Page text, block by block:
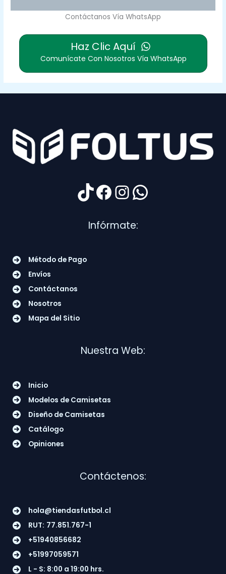
Contáctanos Vía WhatsApp
Haz Clic Aquí
Comunícate Con Nosotros Vía WhatsApp
TikTok
Facebook
Instagram
WhatsApp
Infórmate:
Método de Pago
Envíos
Contáctanos
Nosotros
Mapa del Sitio
Nuestra Web:
Inicio
Modelos de Camisetas
Diseño de Camisetas
Catálogo
Opiniones
Contáctenos:
hola@tiendasfutbol.cl
RUT: 77.851.767-1
+51940856682
+51997059571
L - S: 8:00 a 19:00 hrs.